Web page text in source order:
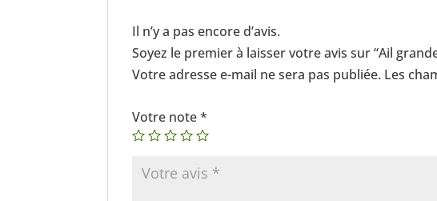
Il n’y a pas encore d’avis.
Soyez le premier à laisser votre avis sur “Ail
Votre adresse e-mail ne sera pas publiée. Les
Votre note*